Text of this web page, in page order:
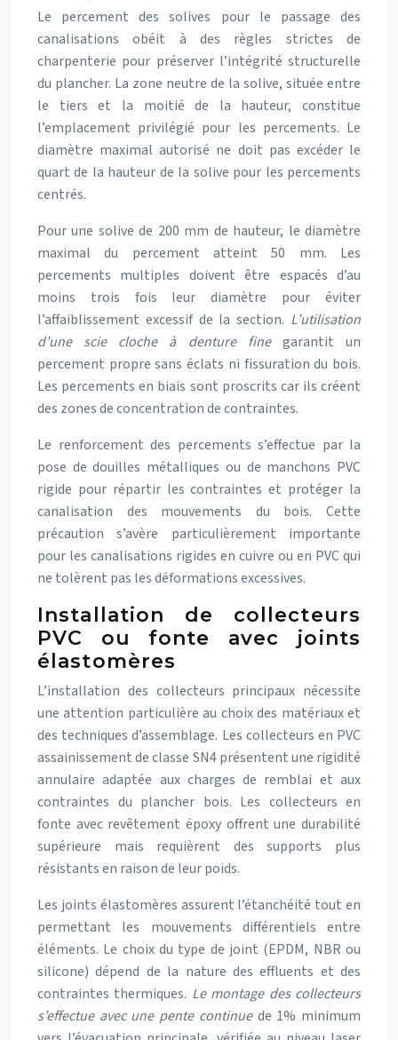
Le percement des solives pour le passage des
canalisations obéit à des règles strictes de
charpenterie pour préserver l’intégrité structurelle
du plancher. La zone neutre de la solive, située entre
le tiers et la moitié de la hauteur, constitue
l’emplacement privilégié pour les percements. Le
diamètre maximal autorisé ne doit pas excéder le
quart de la hauteur de la solive pour les percements
centrés.
Pour une solive de 200 mm de hauteur, le diamètre
maximal du percement atteint 50 mm. Les
percements multiples doivent être espacés d’au
moins trois fois leur diamètre pour éviter
l’affaiblissement excessif de la section. L’utilisation
d’une scie cloche à denture finegarantit un
percement propre sans éclats ni fissuration du bois.
Les percements en biais sont proscrits car ils créent
des zones de concentration de contraintes.
Le renforcement des percements s’effectue par la
pose de douilles métalliques ou de manchons PVC
rigide pour répartir les contraintes et protéger la
canalisation des mouvements du bois. Cette
précaution s’avère particulièrement importante
pour les canalisations rigides en cuivre ou en PVC qui
ne tolèrent pas les déformations excessives.
Installation de collecteurs
PVC ou fonte avec joints
élastomères
L’installation des collecteurs principaux nécessite
une attention particulière au choix des matériaux et
des techniques d’assemblage. Les collecteurs en PVC
assainissement de classe SN4 présentent une rigidité
annulaire adaptée aux charges de remblai et aux
contraintes du plancher bois. Les collecteurs en
fonte avec revêtement époxy offrent une durabilité
supérieure mais requièrent des supports plus
résistants en raison de leur poids.
Les joints élastomères assurent l’étanchéité tout en
permettant les mouvements différentiels entre
éléments. Le choix du type de joint (EPDM, NBR ou
silicone) dépend de la nature des effluents et des
contraintes thermiques. Le montage des collecteurs
s’effectue avec une pente continuede 1% minimum